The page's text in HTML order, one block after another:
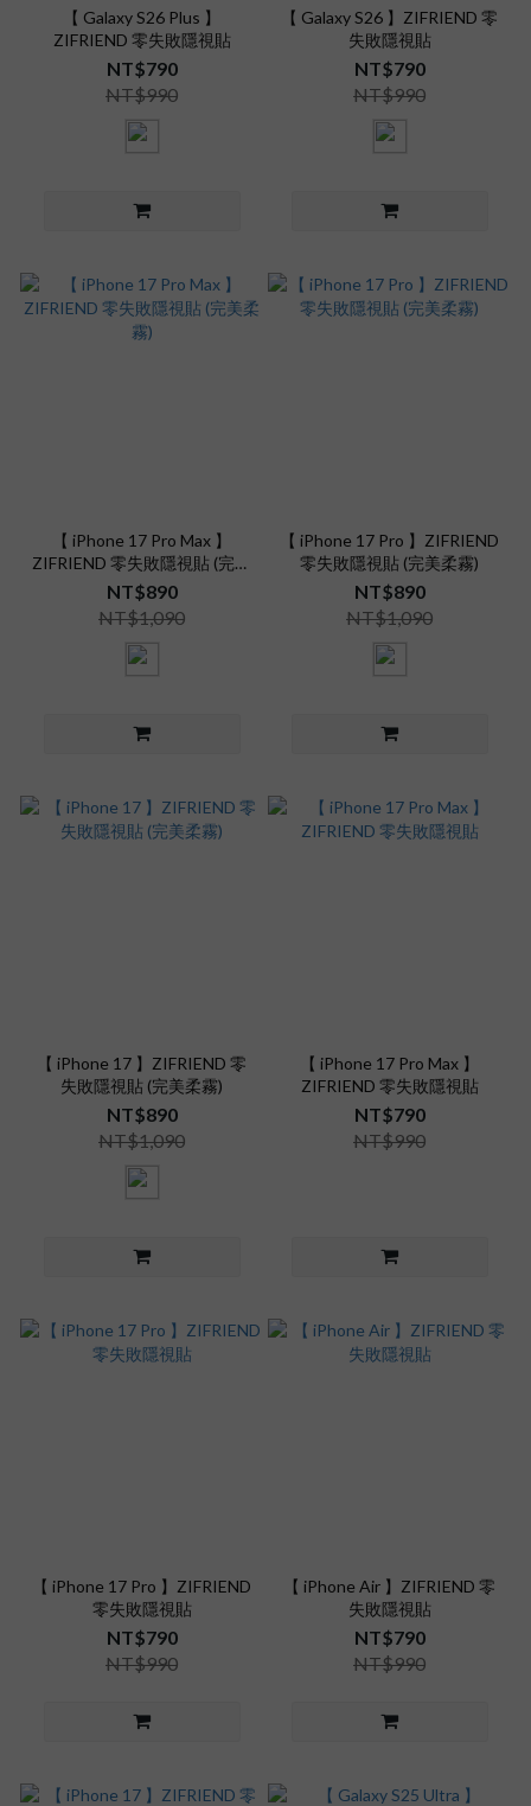
【 Galaxy S26 Plus 】
ZIFRIEND 零失敗隱視貼
NT$790
NT$990
【 Galaxy S26 】ZIFRIEND 零
失敗隱視貼
NT$790
NT$990
【 iPhone 17 Pro Max 】
ZIFRIEND 零失敗隱視貼 (完美
柔霧)
NT$890
NT$1,090
【 iPhone 17 Pro 】ZIFRIEND
零失敗隱視貼 (完美柔霧)
NT$890
NT$1,090
【 iPhone 17 】ZIFRIEND 零
失敗隱視貼 (完美柔霧)
NT$890
NT$1,090
【 iPhone 17 Pro Max 】
ZIFRIEND 零失敗隱視貼
NT$790
NT$990
【 iPhone 17 Pro 】ZIFRIEND
零失敗隱視貼
NT$790
NT$990
【 iPhone Air 】ZIFRIEND 零
失敗隱視貼
NT$790
NT$990